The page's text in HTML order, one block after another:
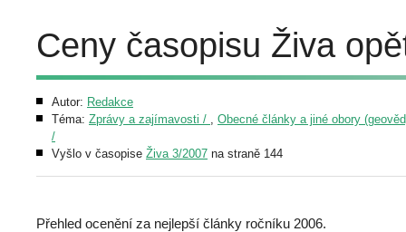
Ceny časopisu Živa
Autor: Redakce
Téma: Zprávy a zajímavosti / , Obecné články a jiné obory
/
Vyšlo v časopise Živa 3/2007 na straně 144
Přehled ocenění za nejlepší články ročníku 2006.